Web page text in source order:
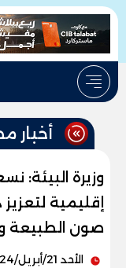
أخبار
وزيرة البيئة:
إقليمية
صون الطبيعة
الأحد 21/أبريل/2024 - 11:31 ص